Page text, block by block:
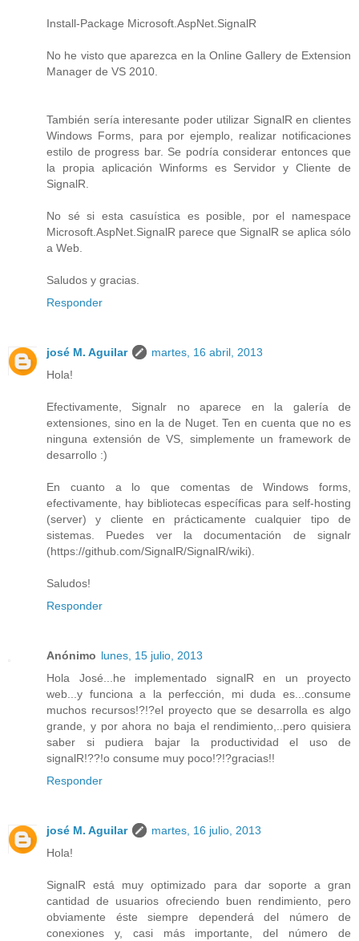
Install-Package Microsoft.AspNet.SignalR
No he visto que aparezca en la Online Gallery de Extension
Manager de VS 2010.
También sería interesante poder utilizar SignalR en clientes
Windows Forms, para por ejemplo, realizar notificaciones
estilo de progress bar. Se podría considerar entonces que
la propia aplicación Winforms es Servidor y Cliente de
SignalR.
No sé si esta casuística es posible, por el namespace
Microsoft.AspNet.SignalR parece que SignalR se aplica sólo
a Web.
Saludos y gracias.
Responder
josé M. Aguilar
martes, 16 abril, 2013
Hola!
Efectivamente, Signalr no aparece en la galería de
extensiones, sino en la de Nuget. Ten en cuenta que no es
ninguna extensión de VS, simplemente un framework de
desarrollo :)
En cuanto a lo que comentas de Windows forms,
efectivamente, hay bibliotecas específicas para self-hosting
(server) y cliente en prácticamente cualquier tipo de
sistemas. Puedes ver la documentación de signalr
(https://github.com/SignalR/SignalR/wiki).
Saludos!
Responder
Anónimo lunes, 15 julio, 2013
Hola José...he implementado signalR en un proyecto
web...y funciona a la perfección, mi duda es...consume
muchos recursos!?!?el proyecto que se desarrolla es algo
grande, y por ahora no baja el rendimiento,..pero quisiera
saber si pudiera bajar la productividad el uso de
signalR!??!o consume muy poco!?!?gracias!!
Responder
josé M. Aguilar
martes, 16 julio, 2013
Hola!
SignalR está muy optimizado para dar soporte a gran
cantidad de usuarios ofreciendo buen rendimiento, pero
obviamente éste siempre dependerá del número de
conexiones y, casi más importante, del número de